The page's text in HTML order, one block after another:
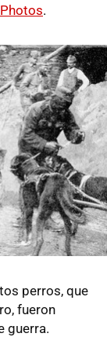
.
perros, que
fueron
guerra.